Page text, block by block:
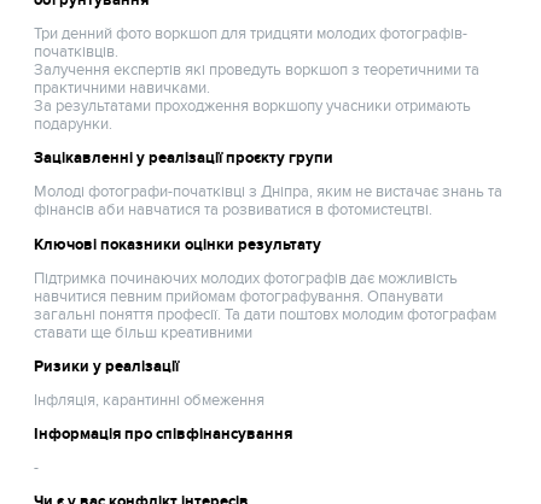
Три денний фото воркшоп для тридцяти молодих фотографів-
початківців.
Залучення експертів які проведуть воркшоп з теоретичними та
практичними навичками.
За результатами проходження воркшопу учасники отримають
подарунки.
Зацікавленні у реалізації проєкту групи
Молоді фотографи-початківці з Дніпра, яким не вистачає знань та
фінансів аби навчатися та розвиватися в фотомистецтві.
Ключові показники оцінки результату
Підтримка починаючих молодих фотографів дає можливість
навчитися певним прийомам фотографування. Опанувати
загальні поняття професії. Та дати поштовх молодим фотографам
ставати ще більш креативними
Ризики у реалізації
Інфляція, карантинні обмеження
Інформація про співфінансування
-